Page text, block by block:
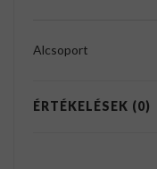
Alcsoport
ÉRTÉKELÉSEK (0)